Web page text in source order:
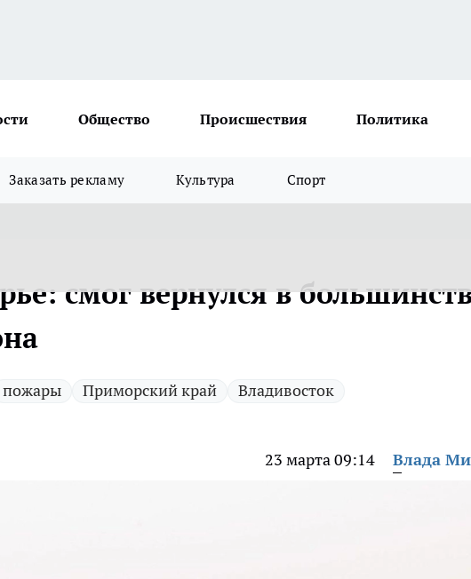
Общество Происшествия Политика
Заказать рекламу Культура Спорт
смог вернулся в
пожары Приморский край Владивосток
23 марта 09:14 Влада